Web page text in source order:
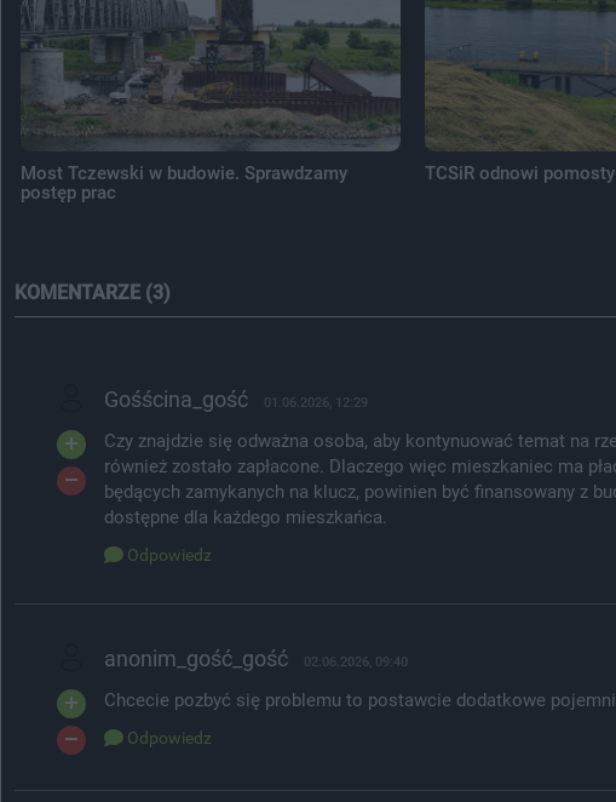
Most Tczewski w budowie. Sprawdzamy
postęp prac
TCSiR odnowi
KOMENTARZE (3)
Gośścina_gość 01.06.2026, 12:29
Czy znajdzie się odważna osoba, aby kontynuować temat na
również zostało zapłacone. Dlaczego więc mieszkaniec ma
będących zamykanych na klucz, powinien być finansowany z
dostępne dla każdego mieszkańca.
Odpowiedz
anonim_gość_gość 02.06.2026, 09:40
Chcecie pozbyć się problemu to postawcie dodatkowe
Odpowiedz